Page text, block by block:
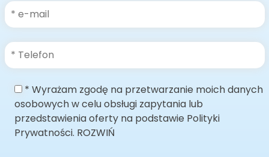
* Wyrażam zgodę na przetwarzanie moich danych
osobowych w celu obsługi zapytania lub
przedstawienia oferty na podstawie Polityki
Prywatności. ROZWIŃ